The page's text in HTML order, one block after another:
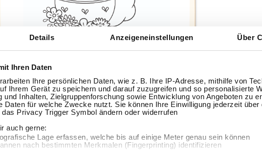
Details Anzeigeneinstellungen Über
Ihren Daten
Ihre persönlichen Daten, wie z. B. Ihre IP-Adresse, mithilfe von
Ihrem Gerät zu speichern und darauf zuzugreifen und so personalisierte
und Inhalten, Zielgruppenforschung sowie Entwicklung von Angeboten zu
Daten für welche Zwecke nutzt. Sie können Ihre Einwilligung jederzeit über
Privacy Trigger Symbol ändern oder widerrufen
auch gerne:
Lage erfassen, welche bis auf einige Meter genau sein können
nach bestimmten Merkmalen (Fingerprinting) identifizieren
Drucken
„Drucken“ nicht funktioniert, klicke mit der rechten Maustaste auf das Ausmalbild
deinem Computer. Verwende anschließend deine Drucksoftware, um es